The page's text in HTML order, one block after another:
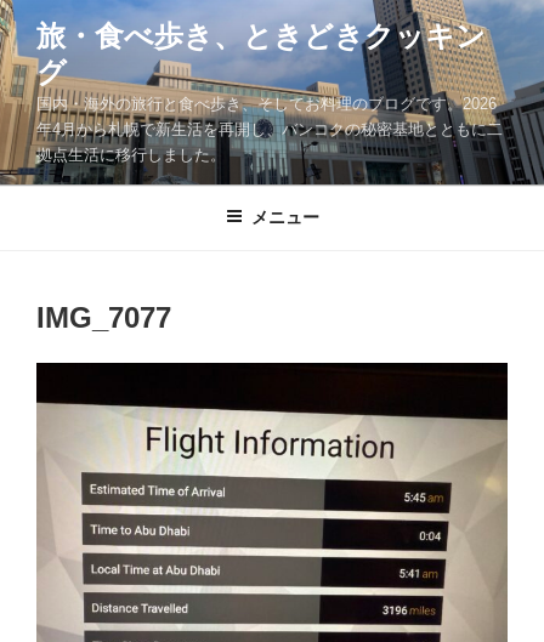
コ
ン
テ
ン
ツ
へ
ス
旅・食べ歩き、ときどきクッキン
グ
国内・海外の旅行と食べ歩き、そしてお料理のブログです。2026
年4月から札幌で新生活を再開し、バンコクの秘密基地とともに二
拠点生活に移行しました。
メニュー
IMG_7077